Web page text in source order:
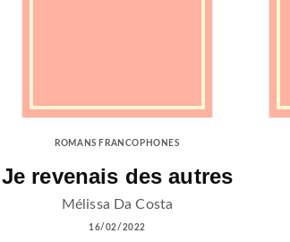
ROMANS FRANCOPHONES
Je revenais des autres
Mélissa Da Costa
16/02/2022